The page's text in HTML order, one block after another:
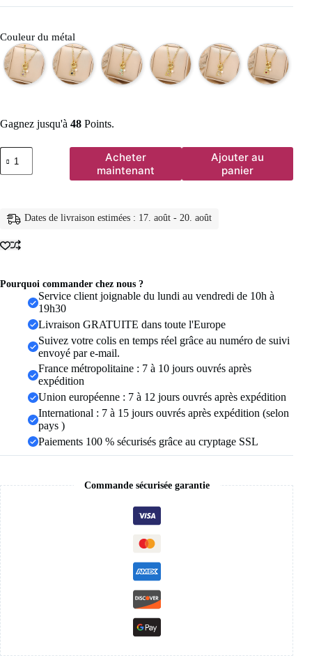
Couleur du métal
Gagnez jusqu'à 48 Points.
quantité
de
Haute
zircone
mignon
collier
femme
vacances
serrure
cadeau
Acheter
maintenant
Ajouter au
panier
Dates de livraison estimées : 17. août - 20. août
Pourquoi commander chez nous ?
Service client joignable du lundi au vendredi de 10h à
19h30
Livraison GRATUITE dans toute l'Europe
Suivez votre colis en temps réel grâce au numéro de suivi
envoyé par e-mail.
France métropolitaine : 7 à 10 jours ouvrés après
expédition
Union européenne : 7 à 12 jours ouvrés après expédition
International : 7 à 15 jours ouvrés après expédition (selon
pays )
Paiements 100 % sécurisés grâce au cryptage SSL
Commande sécurisée garantie